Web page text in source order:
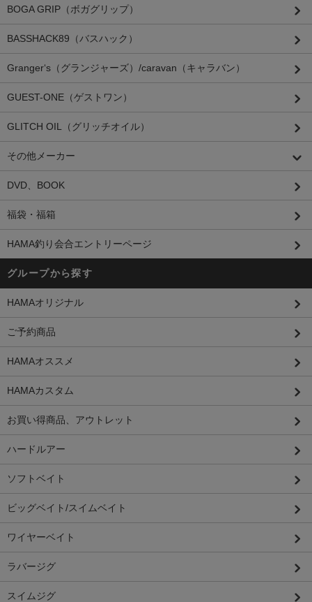
BOGA GRIP（ボガグリップ）
BASSHACK89（バスハック）
Granger‘s（グランジャーズ）/caravan（キャラバン）
GUEST-ONE（ゲストワン）
GLITCH OIL（グリッチオイル）
その他メーカー
DVD、BOOK
福袋・福箱
HAMA釣り会合エントリーページ
グループから探す
HAMAオリジナル
ご予約商品
HAMAオススメ
HAMAカスタム
お買い得商品、アウトレット
ハードルアー
ソフトベイト
ビッグベイト/スイムベイト
ワイヤーベイト
ラバージグ
スイムジグ